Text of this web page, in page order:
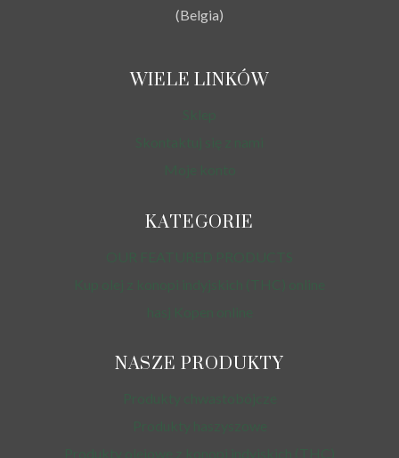
(Belgia)
WIELE LINKÓW
KATEGORIE
NASZE PRODUKTY